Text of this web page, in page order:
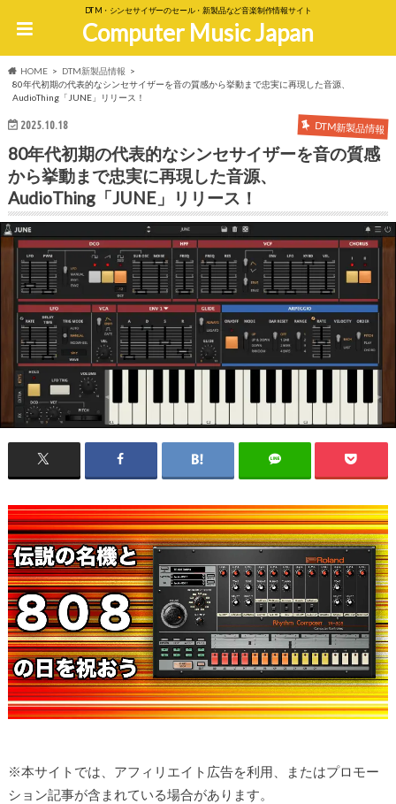
DTM・シンセサイザーのセール・新製品など音楽制作情報サイト
Computer Music Japan
HOME
DTM新製品情報
80年代初期の代表的なシンセサイザーを音の質感から挙動まで忠実に再現した音源、
AudioThing「JUNE」リリース！
2025.10.18 DTM新製品情報
80年代初期の代表的なシンセサイザーを音の質感
から挙動まで忠実に再現した音源、
AudioThing「JUNE」リリース！
※本サイトでは、アフィリエイト広告を利用、またはプロモー
ション記事が含まれている場合があります。